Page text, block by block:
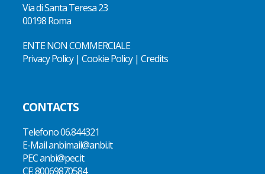
Via di Santa Teresa 23
00198 Roma
ENTE NON COMMERCIALE
Privacy Policy| Cookie Policy| Credits
CONTACTS
Telefono06.844321
E-Mailanbimail@anbi.it
PEC anbi@pec.it
CF:80069870584